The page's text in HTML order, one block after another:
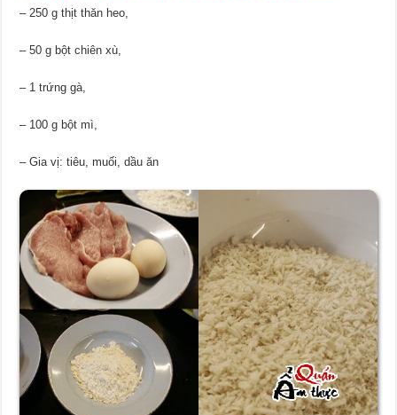
– 250 g thịt thăn heo,
– 50 g bột chiên xù,
– 1 trứng gà,
– 100 g bột mì,
– Gia vị: tiêu, muối, dầu ăn